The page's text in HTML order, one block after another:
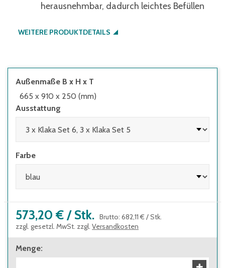
herausnehmbar, dadurch leichtes Befüllen
WEITERE PRODUKTDETAILS
Außenmaße B x H x T
665 x 910 x 250 (mm)
Ausstattung
Farbe
573,20 € / Stk. Brutto: 682,11 € /Stk.
zzgl. gesetzl. MwSt. zzgl. Versandkosten
Menge: